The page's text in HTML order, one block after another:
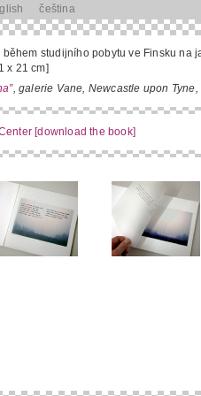
čeština
studijního pobytu ve Finsku na
x 21 cm]
, galerie Vane, Newcastle upon
[download the book]